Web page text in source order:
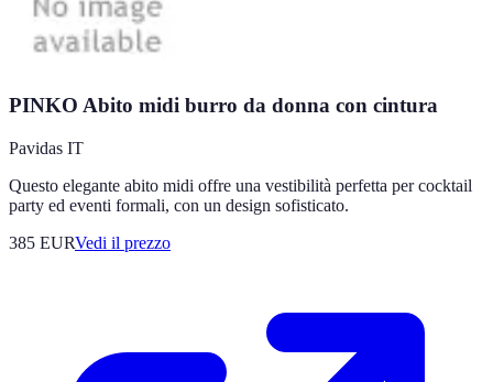
PINKO Abito midi burro da donna con cintura
Pavidas IT
Questo elegante abito midi offre una vestibilità perfetta per cocktail
party ed eventi formali, con un design sofisticato.
385 EURVedi il prezzo